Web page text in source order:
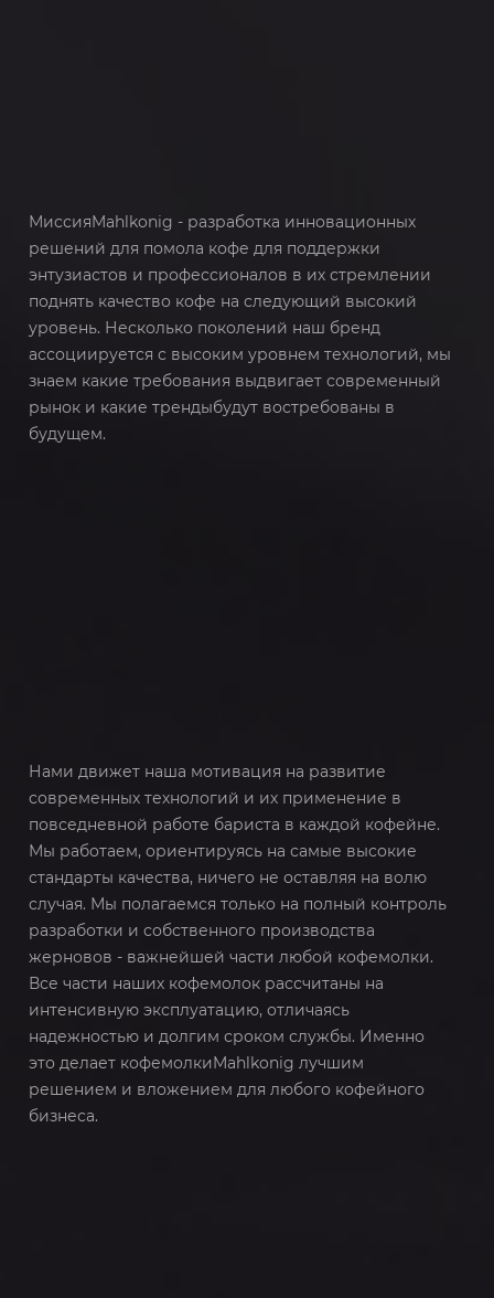
МиссияMahlkonig - разработка инновационных
решений для помола кофе для поддержки
энтузиастов и профессионалов в их стремлении
поднять качество кофе на следующий высокий
уровень. Несколько поколений наш бренд
ассоциируется с высоким уровнем технологий, мы
знаем какие требования выдвигает современный
рынок и какие трендыбудут востребованы в
будущем.
Нами движет наша мотивация на развитие
современных технологий и их применение в
повседневной работе бариста в каждой кофейне.
Мы работаем, ориентируясь на самые высокие
стандарты качества, ничего не оставляя на волю
случая. Мы полагаемся только на полный контроль
разработки и собственного производства
жерновов - важнейшей части любой кофемолки.
Все части наших кофемолок рассчитаны на
интенсивную эксплуатацию, отличаясь
надежностью и долгим сроком службы. Именно
это делает кофемолкиMahlkonig лучшим
решением и вложением для любого кофейного
бизнеса.